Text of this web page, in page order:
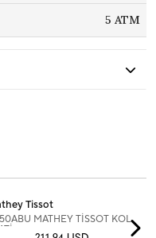
5 ATM
Tissot
MATHEY TİSSOT KOL